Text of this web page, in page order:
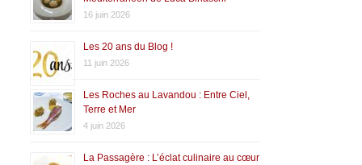
16 juin 2026
Les 20 ans du Blog !
11 juin 2026
Les Roches au Lavandou : Entre Ciel,
Terre et Mer
4 juin 2026
La Passagère : L’éclat culinaire au cœur